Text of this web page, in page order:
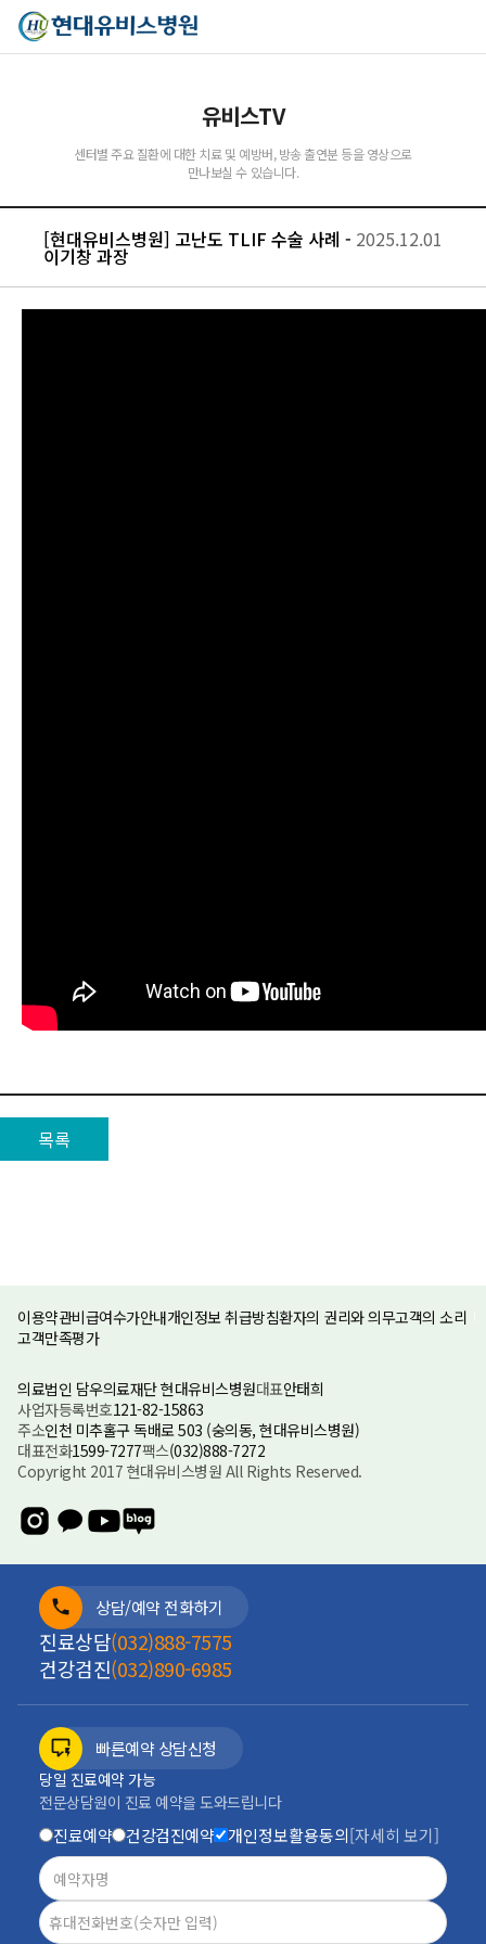
유비스TV
센터별 주요 질환에 대한 치료 및 예방버, 방송 출연분 등을 영상으로
만나보실 수 있습니다.
[현대유비스병원] 고난도 TLIF 수술 사례 -
이기창 과장
2025.12.01
목록
이용약관비급여수가안내개인정보 취급방침환자의 권리와 의무고객의 소리
고객만족평가
의료법인 담우의료재단 현대유비스병원대표안태희
사업자등록번호121-82-15863
주소인천 미추홀구 독배로 503 (숭의동, 현대유비스병원)
대표전화1599-7277팩스(032)888-7272
Copyright 2017 현대유비스병원 All Rights Reserved.
상담/예약 전화하기
진료상담(032)888-7575
건강검진(032)890-6985
빠른예약 상담신청
당일 진료예약 가능
전문상담원이 진료 예약을 도와드립니다
진료예약 건강검진예약 개인정보활용동의[자세히 보기]